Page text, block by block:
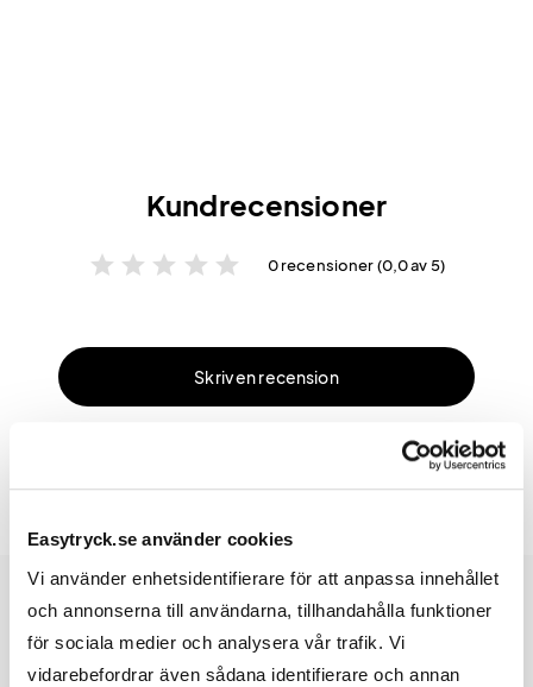
Easytryck.se använder cookies
Vi använder enhetsidentifierare för att anpassa innehållet
och annonserna till användarna, tillhandahålla funktioner
för sociala medier och analysera vår trafik. Vi
vidarebefordrar även sådana identifierare och annan
Kundrecensioner
star star star star star 0 recensioner (0,0 av 5)
Skriv en recension
Produktspecifikation